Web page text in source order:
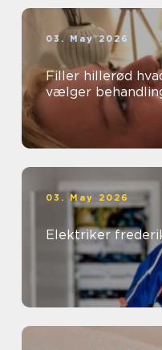
03. May 2026
Filler hillerød hvad du skal vide, før du
vælger
03. May 2026
Elektriker